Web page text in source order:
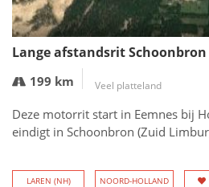
Lange afstandsrit Schoonbron
199 km Veel platteland
Deze motorrit start in Eemnes bij
eindigt in Schoonbron (Zuid
LAREN (NH) NOORD-HOLLAND